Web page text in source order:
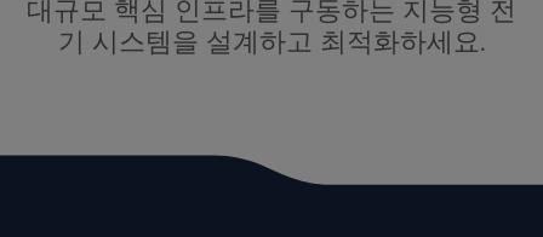
대규모 핵심 인프라를 구동하는 지능형 전
기 시스템을 설계하고 최적화하세요.